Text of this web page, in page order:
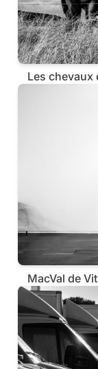
Les chevaux
MacVal de